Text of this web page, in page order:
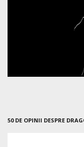
50 DE OPINII DESPRE